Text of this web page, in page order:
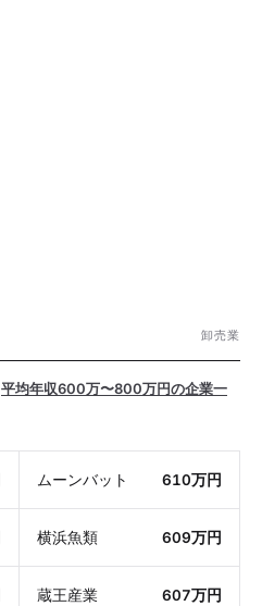
卸売業
平均年収600万〜800万円の企業一
ムーンバット 610万円
横浜魚類 609万円
蔵王産業 607万円